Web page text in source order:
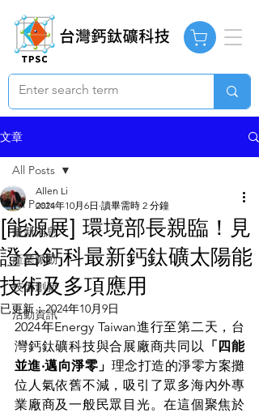
文章
All Posts
最新消息
產業脈動
技術創新
活動資訊
All Posts
[能源展] 環境部長親臨！見
證台鈣科最新鈣鈦礦太陽能
技術及多項應用
Allen Li
2024年10月6日 讀畢需時 2 分鐘
已更新：2024年10月9日
2024年Energy Taiwan進行至第二天，台
灣鈣鈦礦科技與合展廠商共同以 「四能
並進‧邁向淨零」 理念打造的淨零方案攤
位人氣依舊不減，吸引了眾多海內外專
業廠商及一般民眾目光。在這個聚焦於